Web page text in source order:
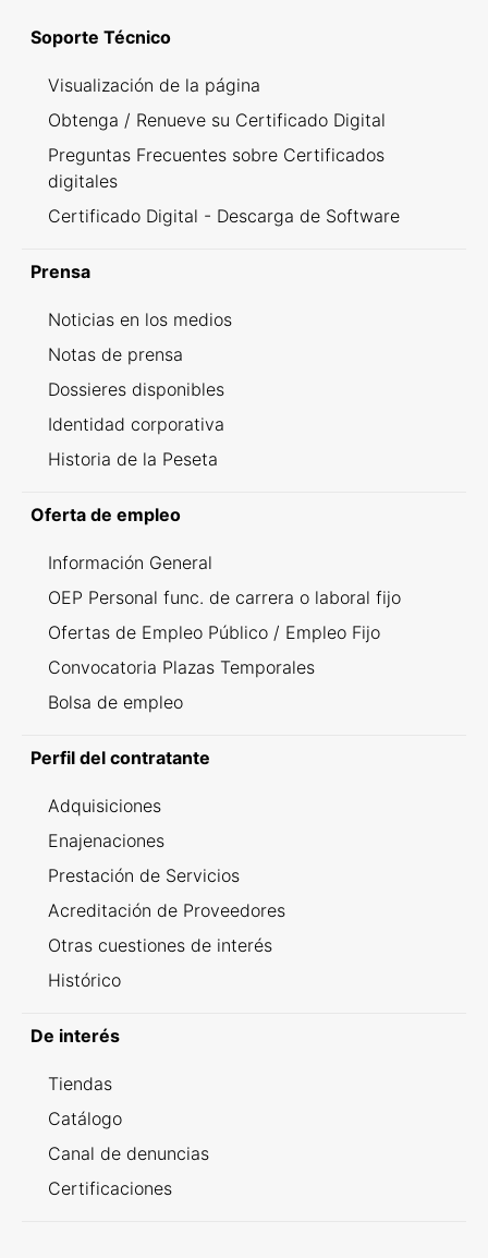
Soporte Técnico
Visualización de la página
Obtenga / Renueve su Certificado Digital
Preguntas Frecuentes sobre Certificados
digitales
Certificado Digital - Descarga de Software
Prensa
Noticias en los medios
Notas de prensa
Dossieres disponibles
Identidad corporativa
Historia de la Peseta
Oferta de empleo
Información General
OEP Personal func. de carrera o laboral fijo
Ofertas de Empleo Público / Empleo Fijo
Convocatoria Plazas Temporales
Bolsa de empleo
Perfil del contratante
Adquisiciones
Enajenaciones
Prestación de Servicios
Acreditación de Proveedores
Otras cuestiones de interés
Histórico
De interés
Tiendas
Catálogo
Canal de denuncias
Certificaciones